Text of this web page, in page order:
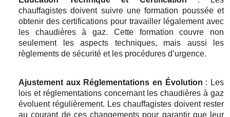
chauffagistes doivent suivre une formation poussée et
obtenir des certifications pour travailler légalement avec
les chaudières à gaz. Cette formation couvre non
seulement les aspects techniques, mais aussi les
règlements de sécurité et les procédures d’urgence.
Ajustement aux Réglementations en Évolution : Les
lois et réglementations concernant les chaudières à gaz
évoluent régulièrement. Les chauffagistes doivent rester
au courant de ces changements pour garantir que leur